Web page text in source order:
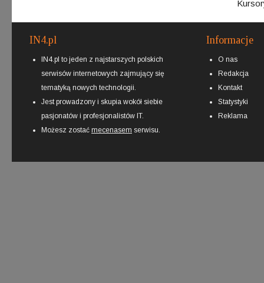
IN4.pl
IN4.pl to jeden z najstarszych polskich
serwisów internetowych zajmujący się
tematyką nowych technologii.
Jest prowadzony i skupia wokół siebie
pasjonatów i profesjonalistów IT.
Możesz zostać mecenasem serwisu.
Informacje
O nas
Redakcja
Kontakt
Statystyki
Reklama